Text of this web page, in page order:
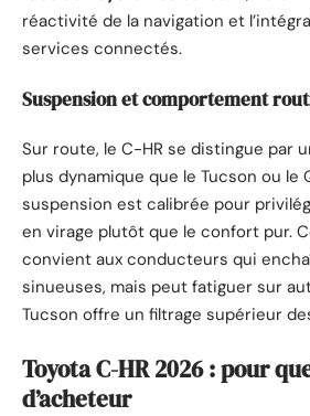
réactivité de la navigation et
services connectés.
Suspension et comportement
Sur route, le C-HR se distingue par
plus dynamique que le Tucson ou le
suspension est calibrée pour
en virage plutôt que le confort pur.
convient aux conducteurs qui
sinueuses, mais peut fatiguer sur
Tucson offre un filtrage supérieur
Toyota C-HR 2026 : pour
d’acheteur